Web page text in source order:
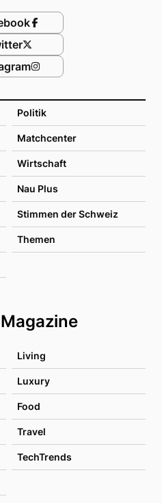
Politik
Matchcenter
Wirtschaft
Nau Plus
Stimmen der Schweiz
Themen
Living
Luxury
Food
Travel
TechTrends